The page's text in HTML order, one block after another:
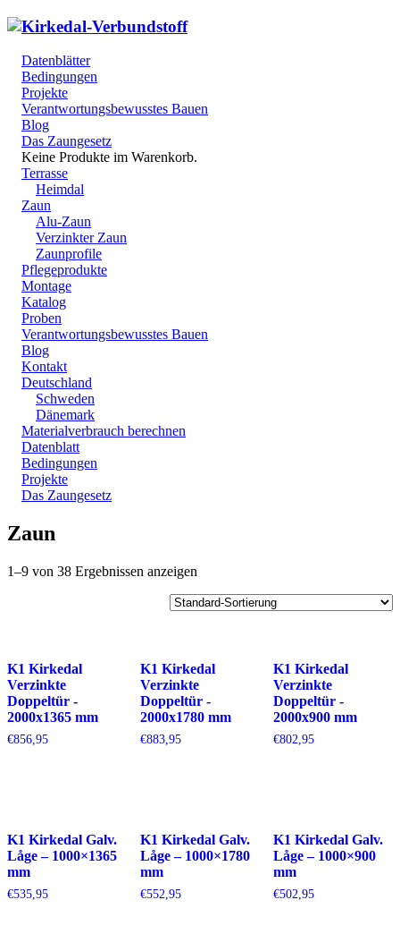
Datenblätter
Bedingungen
Projekte
Verantwortungsbewusstes Bauen
Blog
Das Zaungesetz
Keine Produkte im Warenkorb.
Terrasse
Heimdal
Zaun
Alu-Zaun
Verzinkter Zaun
Zaunprofile
Pflegeprodukte
Montage
Katalog
Proben
Verantwortungsbewusstes Bauen
Blog
Kontakt
Deutschland
Schweden
Dänemark
Materialverbrauch berechnen
Datenblatt
Bedingungen
Projekte
Das Zaungesetz
Zaun
1–9 von 38 Ergebnissen anzeigen
K1 Kirkedal
Verzinkte
Doppeltür -
2000x1365 mm
€856,95
K1 Kirkedal
Verzinkte
Doppeltür -
2000x1780 mm
€883,95
K1 Kirkedal
Verzinkte
Doppeltür -
2000x900 mm
€802,95
K1 Kirkedal Galv.
Låge – 1000×1365
mm
€535,95
K1 Kirkedal Galv.
Låge – 1000×1780
mm
€552,95
K1 Kirkedal Galv.
Låge – 1000×900
mm
€502,95